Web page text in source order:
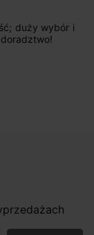
duży wybór i